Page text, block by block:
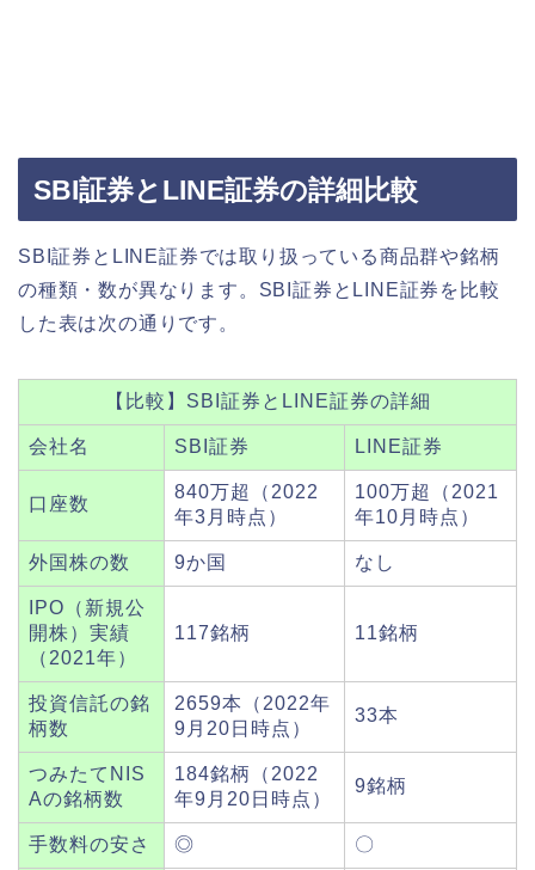
SBI証券とLINE証券の詳細比較
SBI証券とLINE証券では取り扱っている商品群や銘柄
の種類・数が異なります。SBI証券とLINE証券を比較
した表は次の通りです。
【比較】SBI証券とLINE証券の詳細
会社名 SBI証券 LINE証券
口座数
840万超（2022
年3月時点）
100万超（2021
年10月時点）
外国株の数 9か国 なし
IPO（新規公
開株）実績
（2021年）
117銘柄 11銘柄
投資信託の銘
柄数
2659本（2022年
9月20日時点）
33本
つみたてNIS
Aの銘柄数
184銘柄（2022
年9月20日時点）
9銘柄
手数料の安さ ◎ 〇